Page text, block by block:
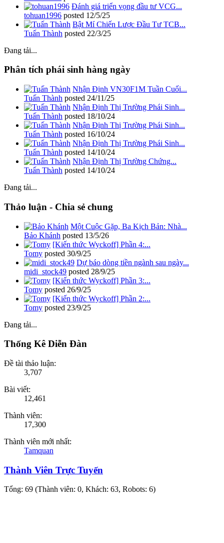
Đánh giá triển vọng đầu tư VCG...
tohuan1996 posted 12/5/25
Bật Mí Chiến Lược Đầu Tư TCB...
Tuấn Thành posted 22/3/25
Đang tải...
Phân tích phái sinh hàng ngày
Nhận Định VN30F1M Tuần Cuối...
Tuấn Thành posted 24/11/25
Nhận Định Thị Trường Phái Sinh...
Tuấn Thành posted 18/10/24
Nhận Định Thị Trường Phái Sinh...
Tuấn Thành posted 16/10/24
Nhận Định Thị Trường Phái Sinh...
Tuấn Thành posted 14/10/24
Nhận Định Thị Trường Chứng...
Tuấn Thành posted 14/10/24
Đang tải...
Thảo luận - Chia sẻ chung
Một Cuộc Gặp, Ba Kịch Bản: Nhà...
Bảo Khánh posted 13/5/26
[Kiến thức Wyckoff] Phần 4:...
Tomy posted 30/9/25
Dự báo dòng tiền ngành sau ngày...
midi_stock49 posted 28/9/25
[Kiến thức Wyckoff] Phần 3:...
Tomy posted 26/9/25
[Kiến thức Wyckoff] Phần 2:...
Tomy posted 23/9/25
Đang tải...
Thống Kê Diễn Đàn
Đề tài thảo luận:
3,707
Bài viết:
12,461
Thành viên:
17,300
Thành viên mới nhất:
Tamquan
Thành Viên Trực Tuyến
Tổng: 69 (Thành viên: 0, Khách: 63, Robots: 6)